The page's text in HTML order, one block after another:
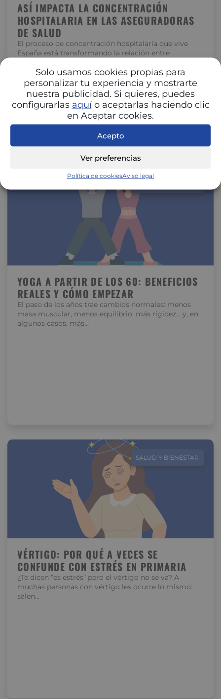
Solo usamos cookies propias para
personalizar tu experiencia y mostrarte
nuestra publicidad. Si quieres, puedes
configurarlas aquío aceptarlas haciendo clic
en Aceptar cookies.
Acepto
Ver preferencias
Política de cookiesAviso legal
ASÍ IMPACTA LA CONCENTRACIÓN
HOSPITALARIA EN LAS ASEGURADORAS
DE SALUD
El proceso de concentración hospitalaria que vive
España está transformando la relación entre
YOGA A PARTIR DE LOS 60: BENEFICIOS
REALES Y CÓMO EMPEZAR
El paso de los años trae cambios normales: menos
masa muscular, menos equilibrio, más rigidez… y, en
algunos casos, más…
SALUD Y BIENESTAR
VÉRTIGO: POR QUÉ A VECES SE
CONFUNDE CON ESTRÉS EN PRIMARIA
¿Te dicen “es estrés” pero el vértigo no se va? A
muchas personas con vértigo les ocurre lo mismo:
salen…